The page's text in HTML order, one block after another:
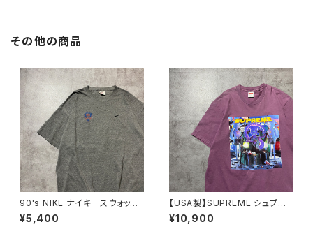
その他の商品
90's NIKE ナイキ スウォッシ
ュ 刺繍ロゴ NFL FILMS バ
ックプリント メキシコ製 グレ
¥5,400
【USA製】SUPREME シュプリ
ーム サイケデリック アートグ
ラフィック プリント パープ
¥10,900